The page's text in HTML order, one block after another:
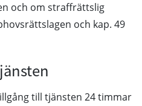
och om straffrättslig
och kap. 49
till tjänsten 24 timmar